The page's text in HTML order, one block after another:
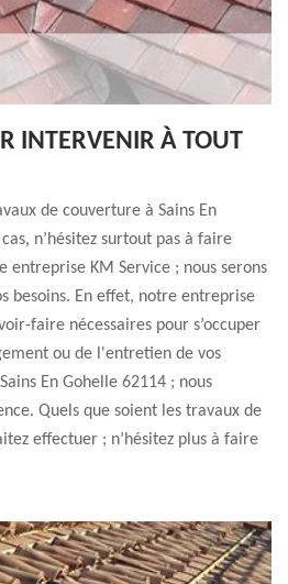
INTERVENIR À TOUT
de couverture à Sains En
n’hésitez surtout pas à faire
entreprise KM Service ; nous serons
besoins. En effet, notre entreprise
faire nécessaires pour s’occuper
ou de l'entretien de vos
En Gohelle 62114 ; nous
Quels que soient les travaux de
effectuer ; n’hésitez plus à faire